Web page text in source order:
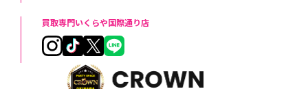
買取専門いくらや国際通り店